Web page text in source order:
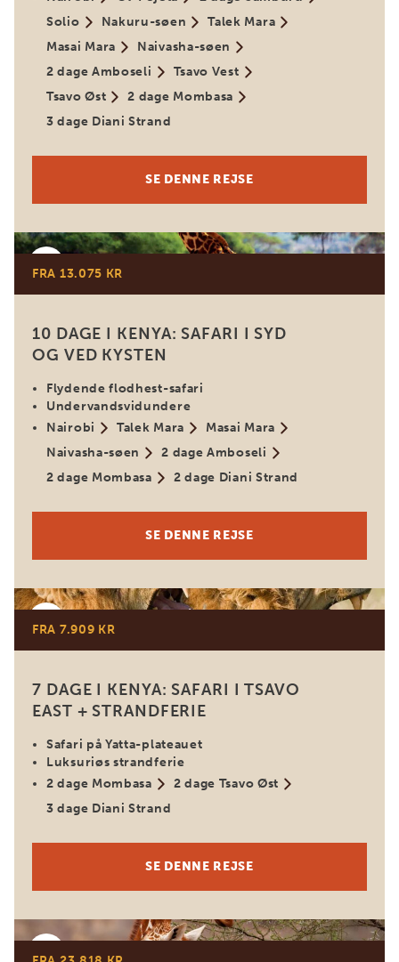
Solio
Nakuru-søen
Talek Mara
Masai Mara
Naivasha-søen
2 dage Amboseli
Tsavo Vest
Tsavo Øst
2 dage Mombasa
3 dage Diani Strand
SE DENNE REJSE
Kenya
FRA 13.075 KR
10 DAGE I KENYA: SAFARI I SYD
OG VED KYSTEN
Flydende flodhest-safari
Undervandsvidundere
Nairobi
Talek Mara
Masai Mara
Naivasha-søen
2 dage Amboseli
2 dage Mombasa
2 dage Diani Strand
SE DENNE REJSE
Kenya
FRA 7.909 KR
7 DAGE I KENYA: SAFARI I TSAVO
EAST + STRANDFERIE
Safari på Yatta-plateauet
Luksuriøs strandferie
2 dage Mombasa
2 dage Tsavo Øst
3 dage Diani Strand
SE DENNE REJSE
Kenya